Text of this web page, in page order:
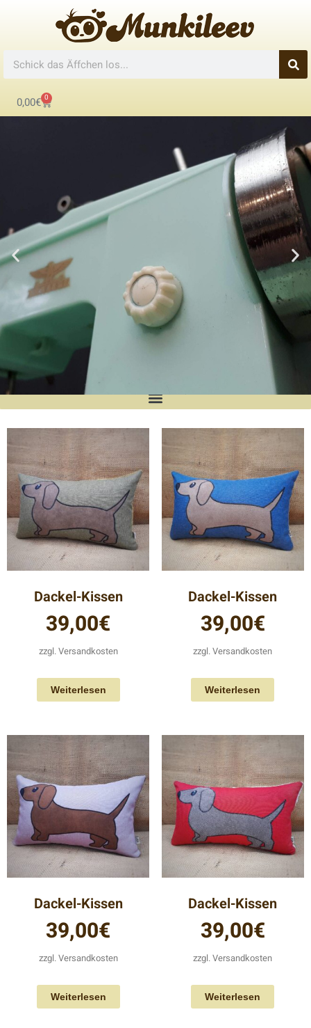
0,00€ 0
UpcyclingManufaktur
In liebevoller Handarbeit fertige ich
hochwertige Unikate und Kleinserien.
Verarbeitet wird dabei alles, was mir in die
Finger kommt! Ich lege hohen Wert auf
Nachhaltigkeit und verwende für meine
Werke z. B. ausgediente Stoff- und Leder-
Musterkataloge renommierter Möbelhäuser,
aus denen u.a. die beliebten Holstentor-
Kissen entstehen.
Dackel-Kissen
39,00€
zzgl.Versandkosten
Weiterlesen
Dackel-Kissen
39,00€
zzgl.Versandkosten
Weiterlesen
Dackel-Kissen
39,00€
zzgl.Versandkosten
Weiterlesen
Dackel-Kissen
39,00€
zzgl.Versandkosten
Weiterlesen